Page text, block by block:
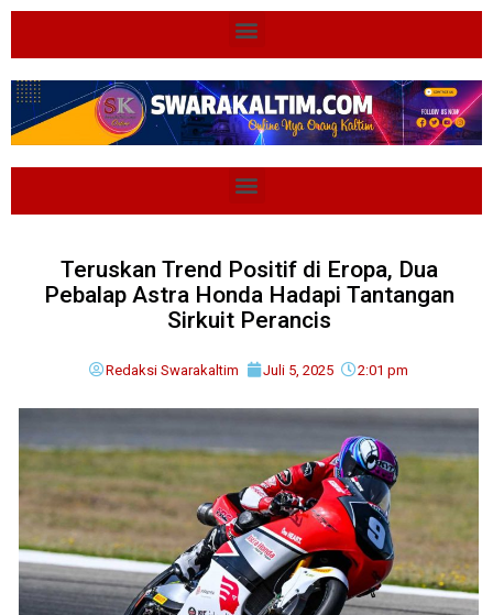
Teruskan Trend Positif di Eropa, Dua
Pebalap Astra Honda Hadapi Tantangan
Sirkuit Perancis
Redaksi Swarakaltim Juli 5, 2025 2:01 pm